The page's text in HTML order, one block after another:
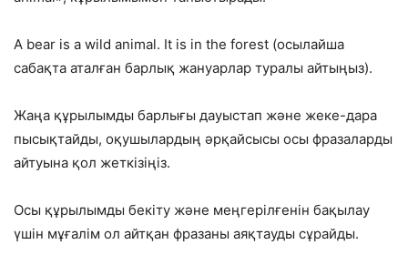
A bear is a wild animal. It is in the forest (осылайша
сабақта аталған барлық жануарлар туралы айтыңыз).
Жаңа құрылымды барлығы дауыстап және жеке-дара
пысықтайды, оқушылардың әрқайсысы осы фразаларды
айтуына қол жеткізіңіз.
Осы құрылымды бекіту және меңгерілғенін бақылау
үшін мұғалім ол айтқан фразаны аяқтауды сұрайды.